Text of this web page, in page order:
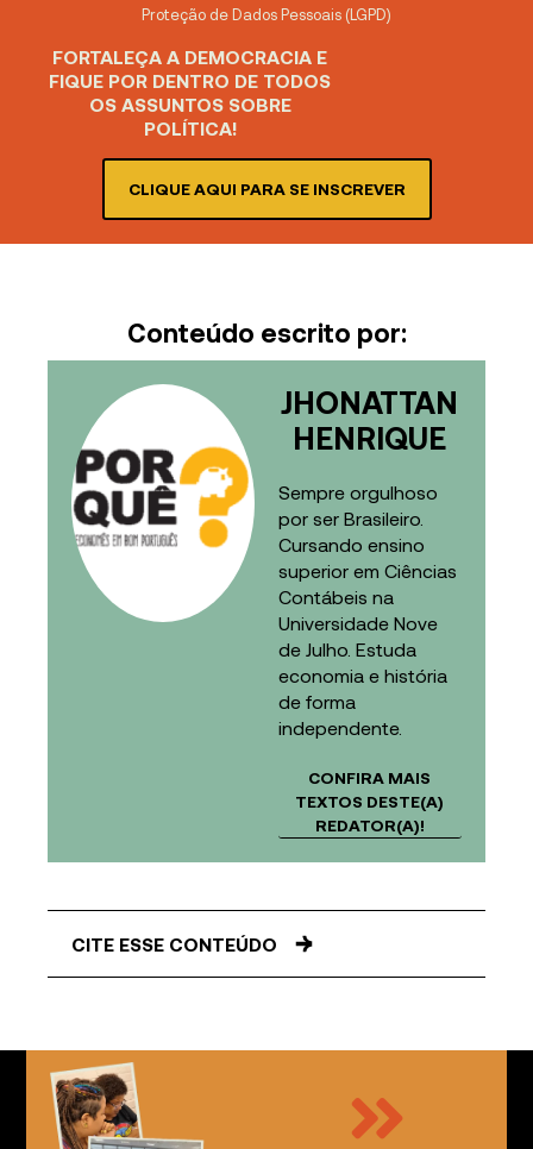
Proteção de Dados Pessoais (LGPD)
FORTALEÇA A DEMOCRACIA E
FIQUE POR DENTRO DE TODOS
OS ASSUNTOS SOBRE
POLÍTICA!
CLIQUE AQUI PARA SE INSCREVER
Conteúdo escrito por:
JHONATTAN
HENRIQUE
Sempre orgulhoso
por ser Brasileiro.
Cursando ensino
superior em Ciências
Contábeis na
Universidade Nove
de Julho. Estuda
economia e história
de forma
independente.
CONFIRA MAIS
TEXTOS DESTE(A)
REDATOR(A)!
CITE ESSE CONTEÚDO